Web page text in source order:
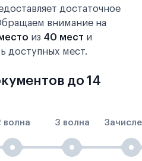
достаточное
внимание на
из 40 мест и
доступных мест.
до 14
волна 3 волна